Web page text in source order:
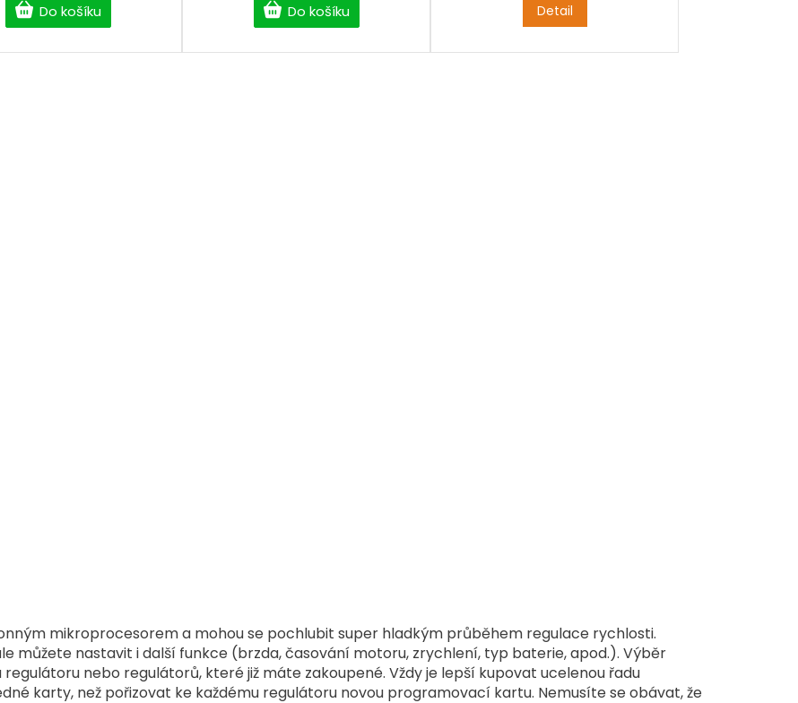
Do košíku Do košíku Detail
d
a
c
í
mikroprocesorem a mohou se pochlubit super hladkým průběhem regulace rychlosti.
můžete nastavit i další funkce (brzda, časování motoru, zrychlení, typ baterie, apod.). Výběr
nebo regulátorů, které již máte zakoupené. Vždy je lepší kupovat ucelenou řadu
karty, než pořizovat ke každému regulátoru novou programovací kartu. Nemusíte se obávat, že